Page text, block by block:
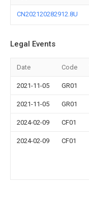
CN202120282912.8U
Legal Events
Date Code
2021-11-05 GR01
2021-11-05 GR01
2024-02-09 CF01
2024-02-09 CF01